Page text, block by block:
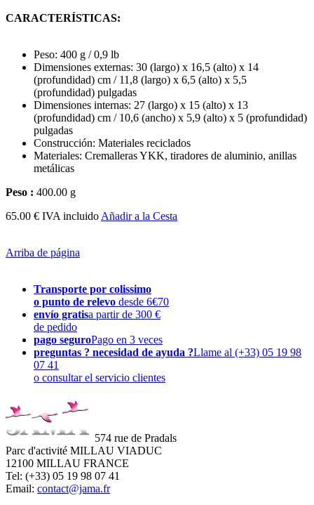
CARACTERÍSTICAS:
Peso: 400 g / 0,9 lb
Dimensiones externas: 30 (largo) x 16,5 (alto) x 14
(profundidad) cm / 11,8 (largo) x 6,5 (alto) x 5,5
(profundidad) pulgadas
Dimensiones internas: 27 (largo) x 15 (alto) x 13
(profundidad) cm / 10,6 (ancho) x 5,9 (alto) x 5 (profundidad)
pulgadas
Construcción: Materiales reciclados
Materiales: Cremalleras YKK, tiradores de aluminio, anillas
metálicas
Peso : 400.00 g
65.00 € IVA incluido Añadir a la Cesta
Arriba de página
Transporte por colissimo
o punto de relevo desde 6€70
envío gratisa partir de 300 €
de pedido
pago seguroPago en 3 veces
preguntas ? necesidad de ayuda ?Llame al (+33) 05 19 98
07 41
o consultar el servicio clientes
574 rue de Pradals
Parc d'activité MILLAU VIADUC
12100 MILLAU FRANCE
Tel: (+33) 05 19 98 07 41
Email: contact@jama.fr